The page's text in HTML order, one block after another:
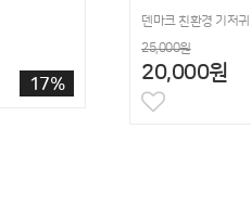
17%
덴마크 친환경 기저귀
25,000원
20,000원